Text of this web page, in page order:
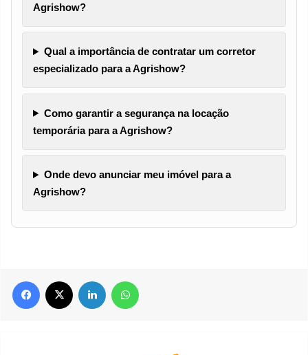
Agrishow?
Qual a importância de contratar um corretor
especializado para a Agrishow?
Como garantir a segurança na locação
temporária para a Agrishow?
Onde devo anunciar meu imóvel para a
Agrishow?
Facebook Linkedin